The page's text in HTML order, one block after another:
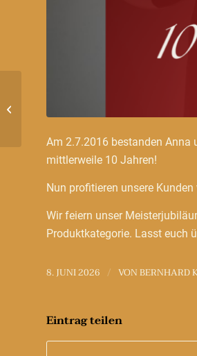
Am 2.7.2016 bestanden Anna
mittlerweile 10 Jahren!
Nun profitieren unsere
Wir feiern unser
Produktkategorie. Lasst euch
8. JUNI 2026 / VONBERNHARD
Eintrag teilen